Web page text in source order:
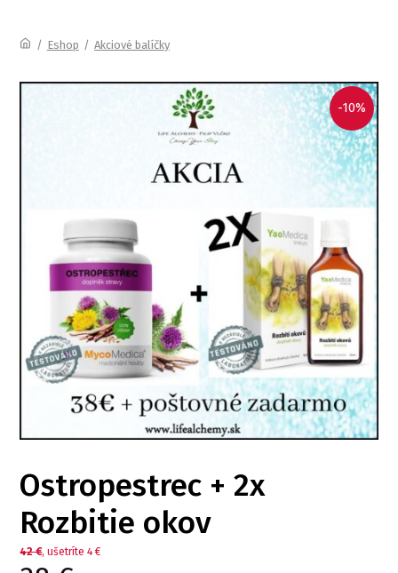
/ Eshop / Akciové balíčky
-10%
Ostropestrec + 2x
Rozbitie okov
42€, ušetríte 4 €